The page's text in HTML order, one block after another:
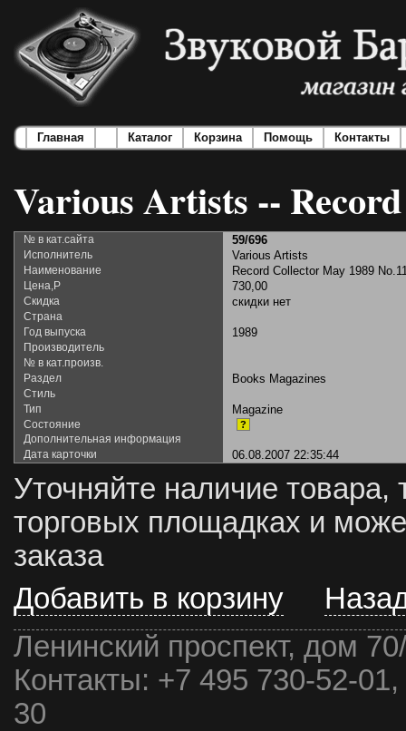
Главная Каталог Корзина Помощь Контакты
Various Artists --
№ в кат.сайта 59/696
Исполнитель Various Artists
Наименование Record Collector May 1989
Цена,Р 730,00
Скидка скидки нет
Страна
Год выпуска
1989
Производитель
№ в кат.произв.
Раздел
Books Magazines
Стиль
Тип
Magazine
Состояние ?
Дополнительная информация
Дата карточки
06.08.2007 22:35:44
Уточняйте наличие товара,
торговых площадках и
заказа
Добавить в корзину
Ленинский проспект, дом
Контакты: +7 495 730-52-
30